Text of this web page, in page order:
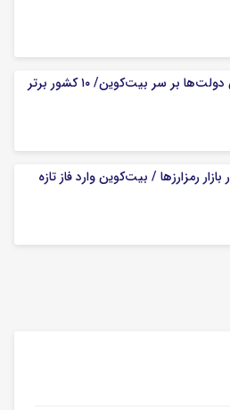
رقابت پنهان دولت‌ها بر سر بیت‌کوین/ ۱۰ کشور برتر
بازار رمزارزها / بیت‌کوین وارد فاز تازه